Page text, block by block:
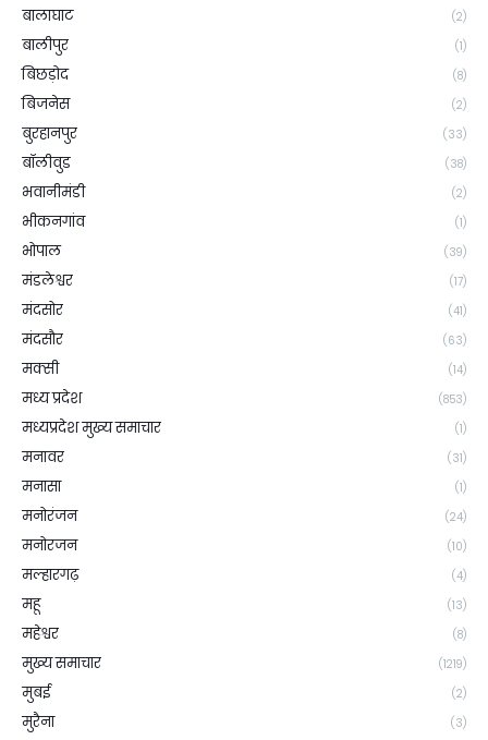
बालाघाट (2)
बालीपुर (1)
बिछड़ोद (8)
बिजनेस (2)
बुरहानपुर (33)
बॉलीवुड (38)
भवानीमंडी (2)
भीकनगांव (1)
भोपाल (39)
मंडलेश्वर (17)
मंदसोर (41)
मंदसौर (63)
मक्सी (14)
मध्य प्रदेश (853)
मध्यप्रदेश मुख्य समाचार (1)
मनावर (31)
मनासा (1)
मनोरंजन (24)
मनोरजन (10)
मल्हारगढ़ (4)
महू (13)
महेश्वर (8)
मुख्य समाचार (1219)
मुबई (2)
मुरैना (3)